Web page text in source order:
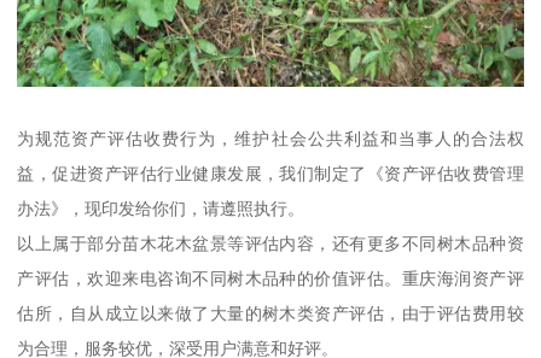
为规范资产评估收费行为，维护社会公共利益和当事人的合法权
益，促进资产评估行业健康发展，我们制定了《资产评估收费管理
办法》，现印发给你们，请遵照执行。
以上属于部分苗木花木盆景等评估内容，还有更多不同树木品种资
产评估，欢迎来电咨询不同树木品种的价值评估。重庆海润资产评
估所，自从成立以来做了大量的树木类资产评估，由于评估费用较
为合理，服务较优，深受用户满意和好评。